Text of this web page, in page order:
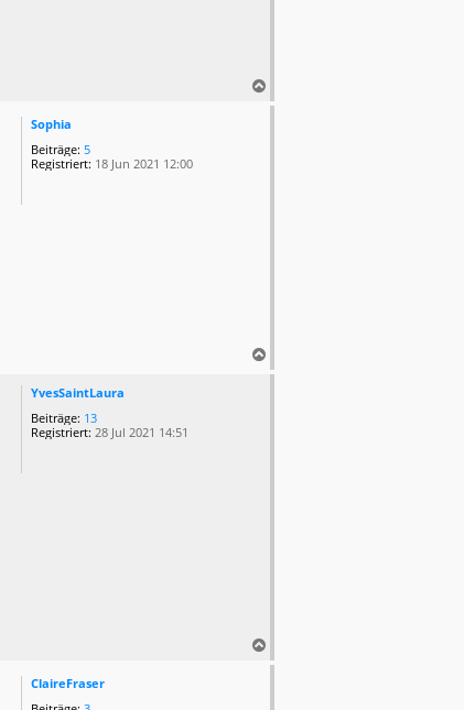
a
Sophia
Beiträge: 5
Registriert: 18 Jun 2021 12:00
a
YvesSaintLaura
Beiträge: 13
Registriert: 28 Jul 2021 14:51
a
ClaireFraser